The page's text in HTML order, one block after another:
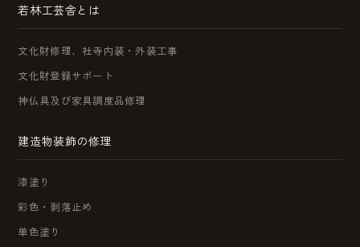
若林工芸舎とは
文化財修理、社寺内装・外装工事
文化財登録サポート
神仏具及び家具調度品修理
建造物装飾の修理
漆塗り
彩色・剥落止め
単色塗り